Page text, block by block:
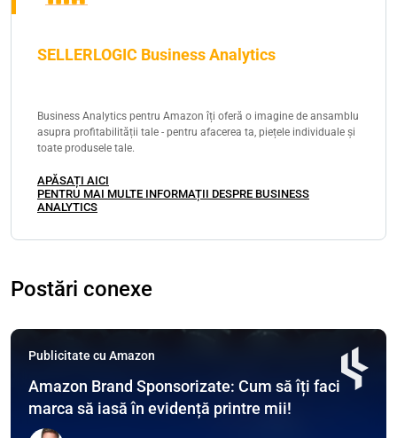
SELLERLOGIC Business Analytics
Business Analytics pentru Amazon îți oferă o imagine de ansamblu
asupra profitabilității tale - pentru afacerea ta, piețele individuale și
toate produsele tale.
APĂSAȚI AICI
PENTRU MAI MULTE INFORMAȚII DESPRE BUSINESS
ANALYTICS
Postări conexe
Publicitate cu Amazon
Amazon Brand Sponsorizate: Cum să îți faci
marca să iasă în evidență printre mii!